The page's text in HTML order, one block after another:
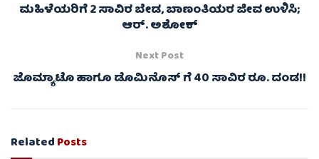
ಮಹಿಳೆಯರಿಗೆ 2 ಸಾವಿರ ಬೇಡ, ಬಾಣಂತಿಯರ ಜೀವ ಉಳಿಸಿ;
ಆರ್. ಅಶೋಕ್
Next Post
ಜೊಮ್ಯಾಟೊ ಹಾಗೂ ಡೊಮಿನೊಸ್ ಗೆ 40 ಸಾವಿರ ರೂ. ದಂಡ!!
RelatedPosts